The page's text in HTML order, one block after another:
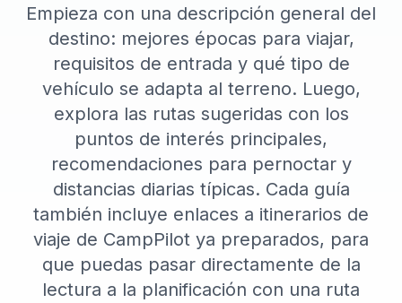
Empieza con una descripción general del
destino: mejores épocas para viajar,
requisitos de entrada y qué tipo de
vehículo se adapta al terreno. Luego,
explora las rutas sugeridas con los
puntos de interés principales,
recomendaciones para pernoctar y
distancias diarias típicas. Cada guía
también incluye enlaces a itinerarios de
viaje de CampPilot ya preparados, para
que puedas pasar directamente de la
lectura a la planificación con una ruta